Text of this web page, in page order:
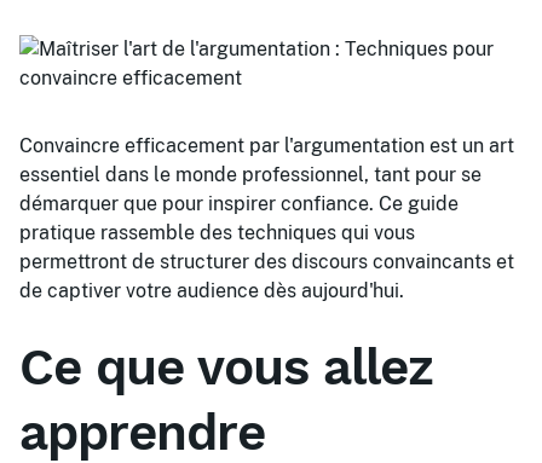
Convaincre efficacement par l'argumentation est un art
essentiel dans le monde professionnel, tant pour se
démarquer que pour inspirer confiance. Ce guide
pratique rassemble des techniques qui vous
permettront de structurer des discours convaincants et
de captiver votre audience dès aujourd'hui.
Ce que vous allez
apprendre